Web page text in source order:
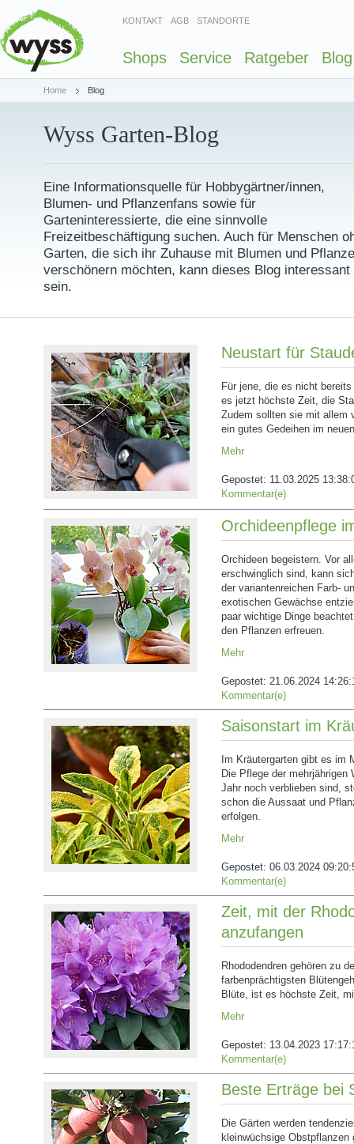
KONTAKT AGB STANDORTE
Shops Service Ratgeber Blog
Home Blog
Wyss Garten-Blog
Eine Informationsquelle für Hobbygärtner/innen,
Blumen- und Pflanzenfans sowie für
Garteninteressierte, die eine sinnvolle
Freizeitbeschäftigung suchen. Auch für Menschen
Garten, die sich ihr Zuhause mit Blumen und
verschönern möchten, kann dieses Blog interessant
sein.
Neustart für
Für jene, die es nicht
es jetzt höchste Zeit, die
Zudem sollten sie mit allem
ein gutes Gedeihen im
Mehr
Gepostet: 11.03.2025
Kommentar(e)
Orchideenpflege
Orchideen begeistern. Vor
erschwinglich sind, kann
der variantenreichen Farb-
exotischen Gewächse
paar wichtige Dinge
den Pflanzen erfreuen.
Mehr
Gepostet: 21.06.2024
Kommentar(e)
Saisonstart im
Im Kräutergarten gibt es im
Die Pflege der
Jahr noch verblieben sind,
schon die Aussaat und
erfolgen.
Mehr
Gepostet: 06.03.2024
Kommentar(e)
Zeit, mit der
anzufangen
Rhododendren gehören zu
farbenprächtigsten
Blüte, ist es höchste Zeit,
Mehr
Gepostet: 13.04.2023
Kommentar(e)
Beste Erträge bei
Die Gärten werden
kleinwüchsige Obstpflanzen